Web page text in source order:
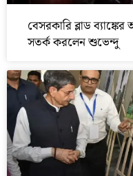
বেসরকারি ব্লাড
সতর্ক করলেন শুভেন্দু